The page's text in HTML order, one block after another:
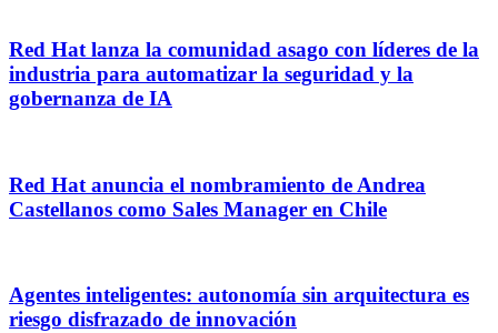
Red Hat lanza la comunidad asago con líderes de la
industria para automatizar la seguridad y la
gobernanza de IA
Red Hat anuncia el nombramiento de Andrea
Castellanos como Sales Manager en Chile
Agentes inteligentes: autonomía sin arquitectura es
riesgo disfrazado de innovación